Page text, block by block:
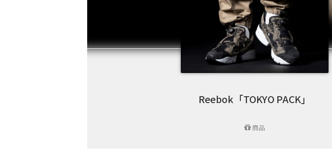
Reebok「TOKYO PACK」
商品